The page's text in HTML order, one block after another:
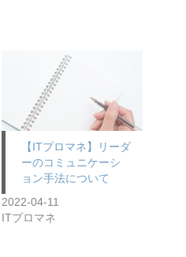
【ITプロマネ】リーダ
ーのコミュニケーシ
ョン手法について
2022-04-11
ITプロマネ